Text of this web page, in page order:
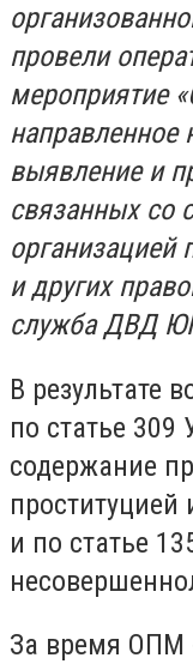
провели
мероприятие
направленное
выявление и
связанных со
организацией
и других
служба ДВД
В результате
по статье
содержание
проституцией
и по статье
За время ОПМ